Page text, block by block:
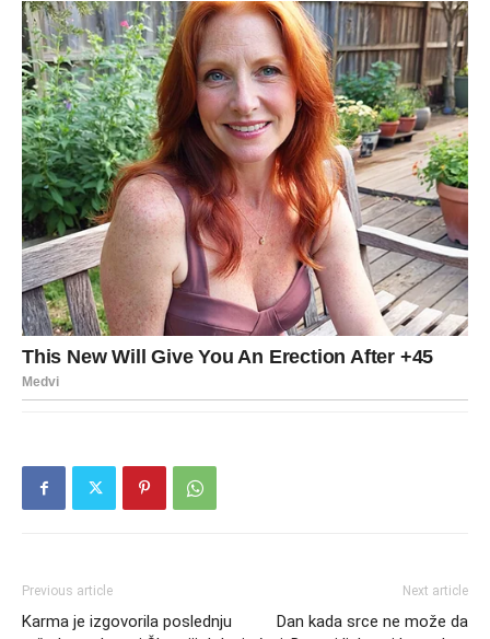
Previous article
Karma je izgovorila poslednju
Next article
Dan kada srce ne može da